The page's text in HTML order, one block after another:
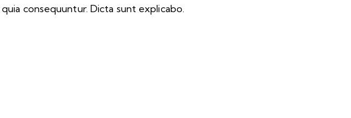
consequuntur. Dicta sunt explicabo.